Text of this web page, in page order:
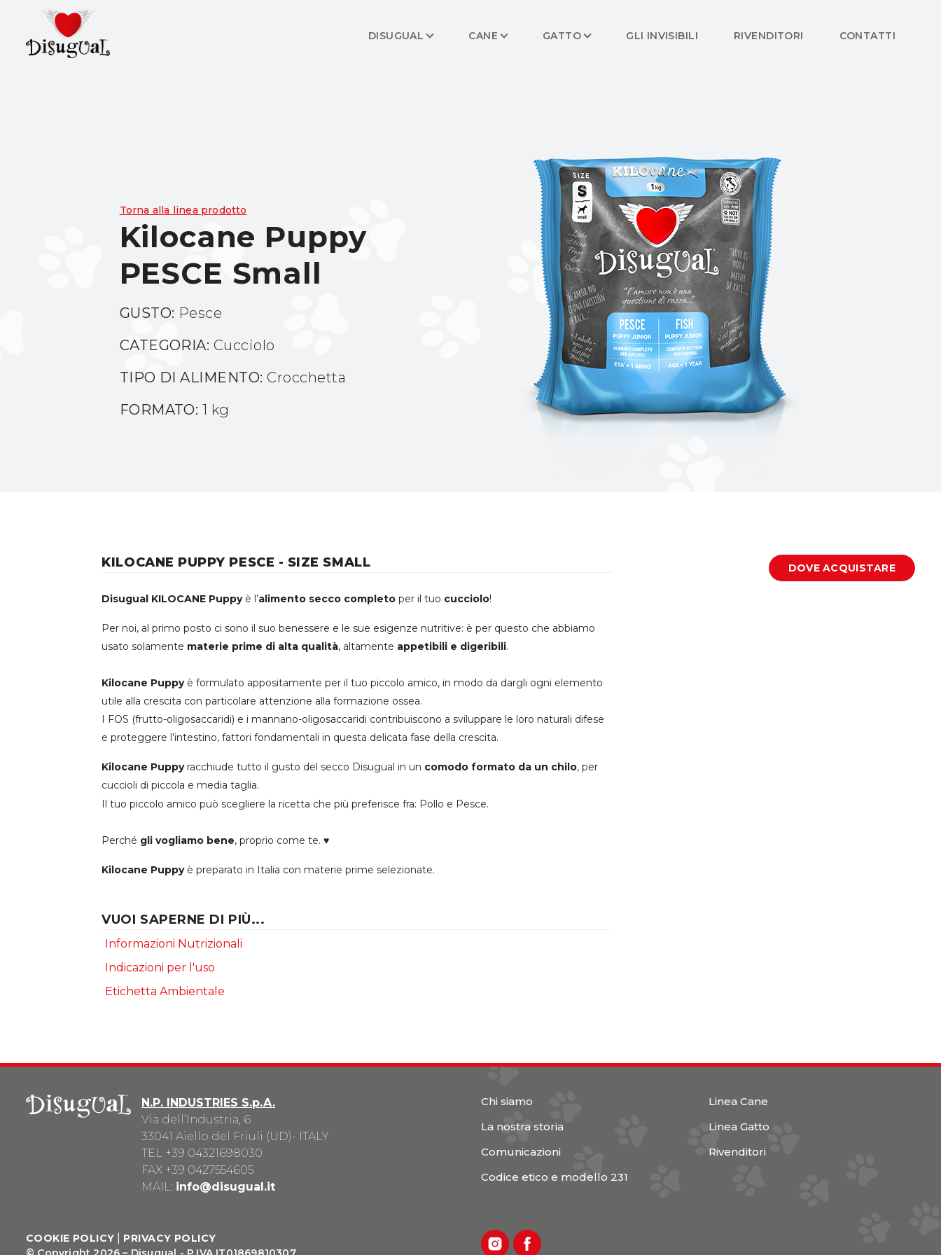
DISUGUAL CANE GATTO GLI INVISIBILI RIVENDITORI CONTATTI
Torna alla linea prodotto
Kilocane Puppy
PESCE Small
GUSTO: Pesce
CATEGORIA: Cucciolo
TIPO DI ALIMENTO: Crocchetta
FORMATO: 1 kg
KILOCANE PUPPY PESCE - SIZE SMALL
Disugual KILOCANE Puppyè l’alimento secco completo per il tuo cucciolo!
Per noi, al primo posto ci sono il suo benessere e le sue esigenze nutritive: è per questo che abbiamo
usato solamente materie prime di alta qualità, altamente appetibili e digeribili.
Kilocane Puppyè formulato appositamente per il tuo piccolo amico, in modo da dargli ogni elemento
utile alla crescita con particolare attenzione alla formazione ossea.
I FOS (frutto-oligosaccaridi) e i mannano-oligosaccaridi contribuiscono a sviluppare le loro naturali difese
e proteggere l’intestino, fattori fondamentali in questa delicata fase della crescita.
Kilocane Puppyracchiude tutto il gusto del secco Disugual in un comodo formato da un chilo, per
cuccioli di piccola e media taglia.
Il tuo piccolo amico può scegliere la ricetta che più preferisce fra: Pollo e Pesce.
Perché gli vogliamo bene, proprio come te. ♥
Kilocane Puppyè preparato in Italia con materie prime selezionate.
VUOI SAPERNE DI PIÙ...
Informazioni Nutrizionali
Indicazioni per l'uso
Etichetta Ambientale
N.P. INDUSTRIES S.p.A.
Via dell’Industria, 6
33041 Aiello del Friuli (UD)- ITALY
TEL +39 04321698030
FAX +39 0427554605
MAIL: info@disugual.it
Chi siamo
La nostra storia
Comunicazioni
Codice etico e modello 231
Linea Cane
Linea Gatto
Rivenditori
COOKIE POLICY
PRIVACY POLICY